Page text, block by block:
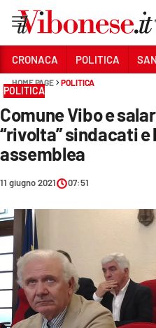
Sezioni
CRONACA
POLITICA
SOCIETÀ
CULTURA
ECONOMIA E LAVORO
EVENTI
CRONACA POLITICA
HOME PAGE POLITICA
POLITICA
Comune Vibo e
“rivolta” sindacati
assemblea
11 giugno 2021 07:51